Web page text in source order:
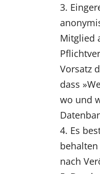
3.
Mitglied
Vorsatz
dass
wo und
4. Es
nach